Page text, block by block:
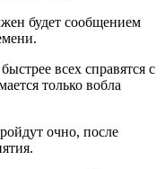
будет сообщением
всех справятся с
только вобла
очно, после